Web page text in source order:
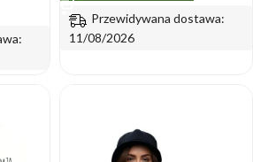
Przewidywana dostawa:
11/08/2026